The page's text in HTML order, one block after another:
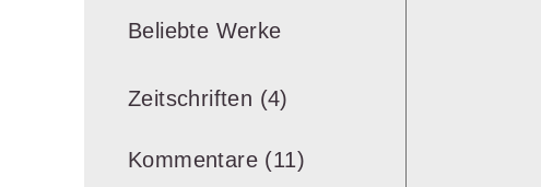
Beliebte Werke
Zeitschriften (4)
Kommentare (11)